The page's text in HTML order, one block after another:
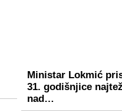
Ministar Lokmić
31. godišnjice
nad…